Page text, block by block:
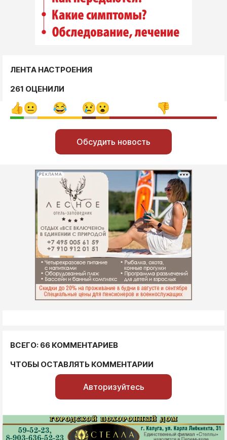
ЛЕНТА НАСТРОЕНИЯ
261 ОЦЕНИЛИ
Обсудить новость
РЕКЛАМА
ВСЕГО: 66 КОММЕНТАРИЕВ
ЧТОБЫ ОСТАВЛЯТЬ КОММЕНТАРИИ
Авторизуйтесь